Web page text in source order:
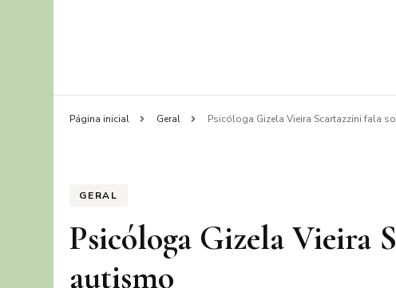
Página inicial Geral Psicóloga Gizela Vieira Scartazzini fala
GERAL
Psicóloga Gizela Vieira
autismo